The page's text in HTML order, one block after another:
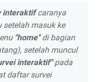
interaktifcaranya
masuk ke
"home"di bagian
setelah muncul
interaktif"pada
daftar survei